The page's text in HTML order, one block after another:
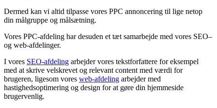
Dermed kan vi altid tilpasse vores PPC annoncering til lige netop
din målgruppe og målsætning.
Vores PPC-afdeling har desuden et tæt samarbejde med vores SEO–
og web-afdelinger.
I vores SEO-afdeling arbejder vores tekstforfattere for eksempel
med at skrive velskrevet og relevant content med værdi for
brugeren, ligesom vores web-afdeling arbejder med
hastighedsoptimering og design for at gøre din hjemmeside
brugervenlig.